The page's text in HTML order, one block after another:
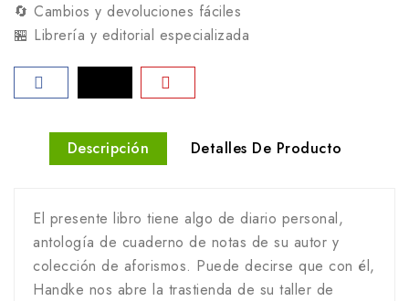
🔄 Cambios y devoluciones fáciles
🏪 Librería y editorial especializada
Descripción Detalles De Producto
El presente libro tiene algo de diario personal,
antología de cuaderno de notas de su autor y
colección de aforismos. Puede decirse que con él,
Handke nos abre la trastienda de su taller de